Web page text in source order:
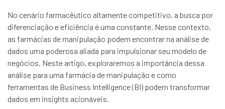
No cenário farmacêutico altamente competitivo, a busca por
diferenciação e eficiência é uma constante. Nesse contexto,
as farmácias de manipulação podem encontrar na análise de
dados uma poderosa aliada para impulsionar seu modelo de
negócios. Neste artigo, exploraremos a importância dessa
análise para uma farmácia de manipulação e como
ferramentas de Business Intelligence (BI) podem transformar
dados em insights acionáveis.